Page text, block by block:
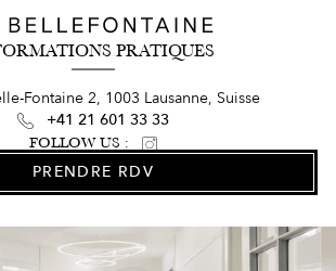
PRATIQUES
Fontaine 2, 1003 Lausanne, Suisse
+41 21 601 33 33
FOLLOW US :
PRENDRE RDV